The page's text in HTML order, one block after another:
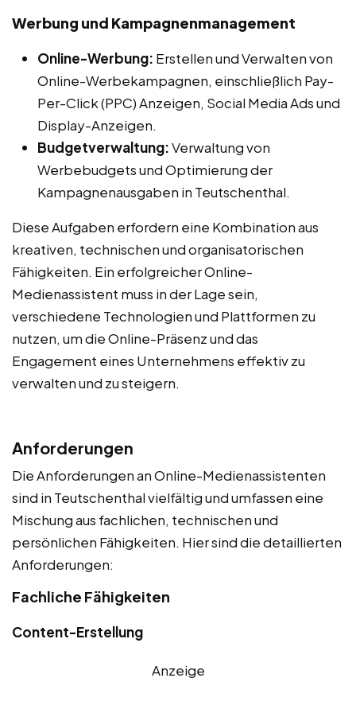
Werbung und Kampagnenmanagement
Online-Werbung: Erstellen und Verwalten von
Online-Werbekampagnen, einschließlich Pay-
Per-Click (PPC) Anzeigen, Social Media Ads und
Display-Anzeigen.
Budgetverwaltung:Verwaltung von
Werbebudgets und Optimierung der
Kampagnenausgaben in Teutschenthal.
Diese Aufgaben erfordern eine Kombination aus
kreativen, technischen und organisatorischen
Fähigkeiten. Ein erfolgreicher Online-
Medienassistent muss in der Lage sein,
verschiedene Technologien und Plattformen zu
nutzen, um die Online-Präsenz und das
Engagement eines Unternehmens effektiv zu
verwalten und zu steigern.
Anforderungen
Die Anforderungen an Online-Medienassistenten
sind in Teutschenthal vielfältig und umfassen eine
Mischung aus fachlichen, technischen und
persönlichen Fähigkeiten. Hier sind die detaillierten
Anforderungen:
Fachliche Fähigkeiten
Content-Erstellung
Anzeige